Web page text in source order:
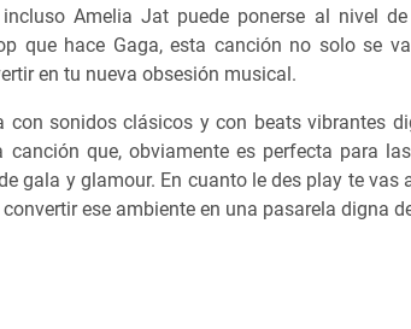
Amelia Jat puede ponerse al nivel
que hace Gaga, esta canción no solo se
en tu nueva obsesión musical.
con sonidos clásicos y con beats vibrantes
canción que, obviamente es perfecta para
gala y glamour. En cuanto le des play te
ese ambiente en una pasarela digna